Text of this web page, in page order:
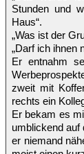
Stunden und
Haus“.
„Was ist der
„Darf ich ihnen
Er entnahm
zweit mit
rechts ein
Er bekam es
umblickend auf
er niemand